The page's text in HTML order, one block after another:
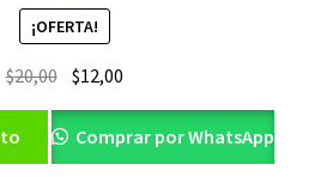
¡OFERTA!
$20,00 El
original
era:
$12,00
actual
es:
Comprar por WhatsApp